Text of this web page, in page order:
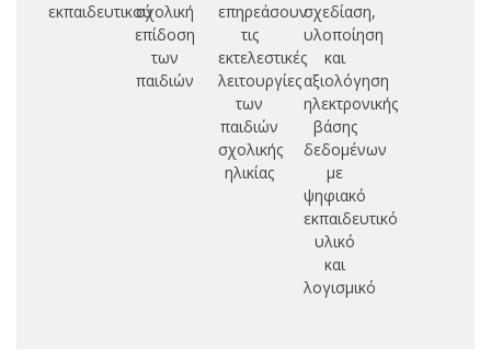
εκπαιδευτικούσχολική
επίδοση
των
παιδιών
επηρεάσουν
τις
εκτελεστικές
λειτουργίες
των
παιδιών
σχολικής
ηλικίας
σχεδίαση,
υλοποίηση
και
αξιολόγηση
ηλεκτρονικής
βάσης
δεδομένων
με
ψηφιακό
εκπαιδευτικό
υλικό
και
λογισμικό